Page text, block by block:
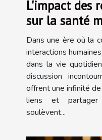
L'impact des
sur la santé
adolescents
Dans une ère où la
interactions
dans la vie
discussion
offrent une infinité
liens et partager
soulèvent...